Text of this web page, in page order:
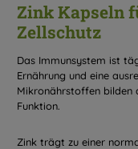
Zink Kapseln
Zellschutz
Das Immunsystem ist
Ernährung und eine
Mikronährstoffen bilden
Funktion.
Zink trägt zu einer